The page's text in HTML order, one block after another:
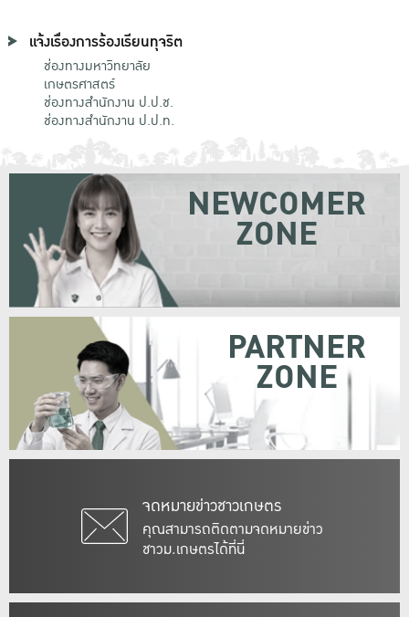
แจ้งเรื่องการร้องเรียนทุจริต
ช่องทางมหาวิทยาลัย
เกษตรศาสตร์
ช่องทางสำนักงาน ป.ป.ช.
ช่องทางสำนักงาน ป.ป.ท.
จดหมายข่าวชาวเกษตร
คุณสามารถติดตามจดหมายข่าว
ชาวม.เกษตรได้ที่นี่
NEWCOMER
ZONE
PARTNER
ZONE